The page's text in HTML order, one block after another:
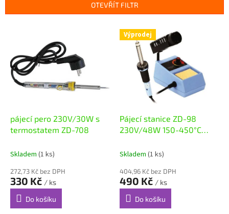
í
OTEVŘÍT FILTR
pájecí pero 230V/30W s
termostatem ZD-708
Skladem (1 ks)
272,73 Kč bez DPH
330 Kč / ks
Do košíku
Výprodej
Pájecí stanice ZD-98
230V/48W 150-450°C
Skladem (1 ks)
404,96 Kč bez DPH
490 Kč / ks
Do košíku